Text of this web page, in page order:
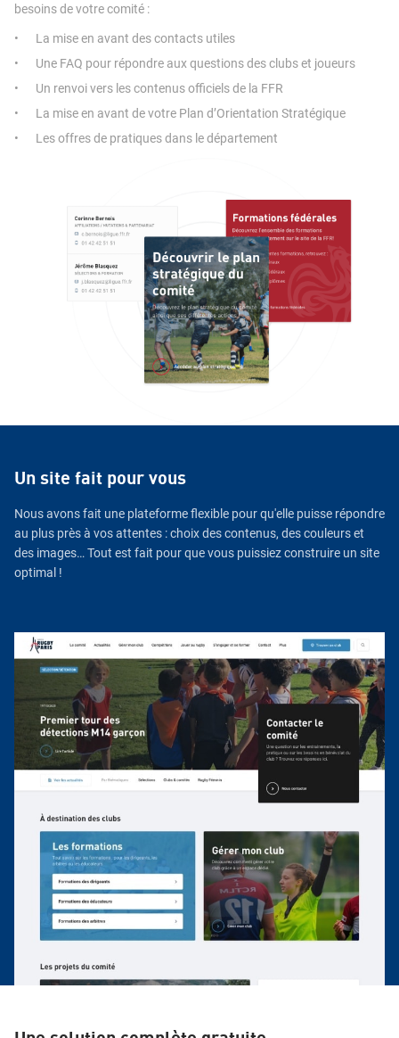
besoins de votre comité :
La mise en avant des contacts utiles
Une FAQ pour répondre aux questions des clubs et joueurs
Un renvoi vers les contenus officiels de la FFR
La mise en avant de votre Plan d’Orientation Stratégique
Les offres de pratiques dans le département
Un site fait pour vous
Nous avons fait une plateforme flexible pour qu'elle puisse répondre
au plus près à vos attentes : choix des contenus, des couleurs et
des images… Tout est fait pour que vous puissiez construire un site
optimal !